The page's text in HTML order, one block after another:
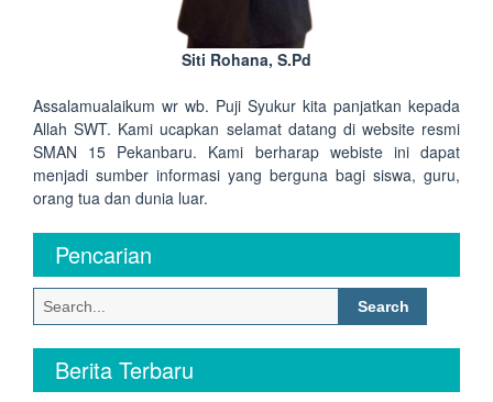
Siti Rohana, S.Pd
Assalamualaikum wr wb. Puji Syukur kita panjatkan kepada
Allah SWT. Kami ucapkan selamat datang di website resmi
SMAN 15 Pekanbaru. Kami berharap webiste ini dapat
menjadi sumber informasi yang berguna bagi siswa, guru,
orang tua dan dunia luar.
Pencarian
Search
for:
Berita Terbaru